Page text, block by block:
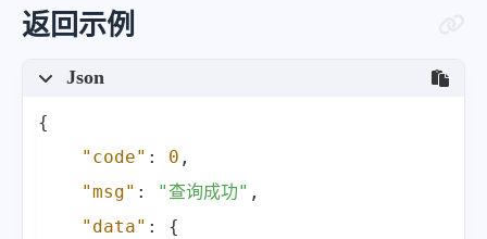
返回示例
Json
{
"code" : 0 ,
"msg" : "查询成功" ,
"data" :
{